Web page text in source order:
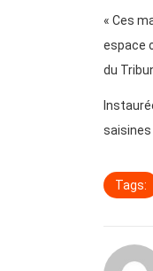
« Ces
espace
du
Tags: